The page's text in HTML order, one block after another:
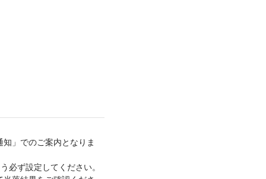
」でのご案内となりま
必ず設定してください。